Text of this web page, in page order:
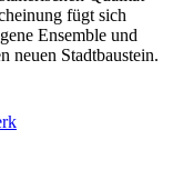
fügt sich
Ensemble und
neuen Stadtbaustein.